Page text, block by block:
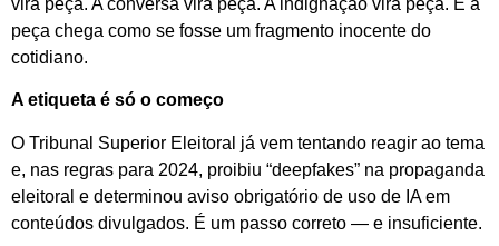
vira peça. A conversa vira peça. A indignação vira peça. E a
peça chega como se fosse um fragmento inocente do
cotidiano.
A etiqueta é só o começo
O Tribunal Superior Eleitoral já vem tentando reagir ao tema
e, nas regras para 2024, proibiu “deepfakes” na propaganda
eleitoral e determinou aviso obrigatório de uso de IA em
conteúdos divulgados. É um passo correto — e insuficiente.